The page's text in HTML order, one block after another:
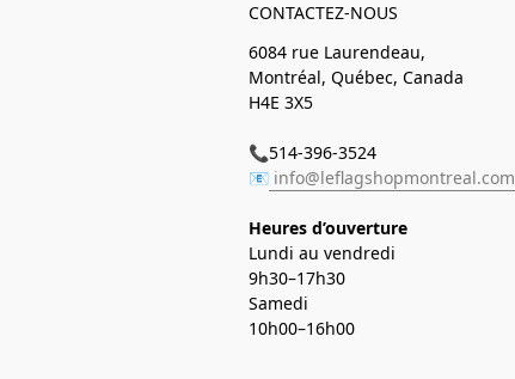
CONTACTEZ-NOUS
6084 rue Laurendeau,
Montréal, Québec, Canada
H4E 3X5
📞514-396-3524
📧 info@leflagshopmontreal.com
Heures d’ouverture
Lundi au vendredi
9h30–17h30
Samedi
10h00–16h00